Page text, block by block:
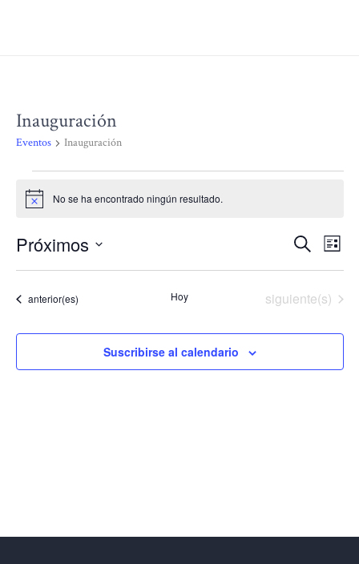
Inauguración
Eventos Inauguración
Eventos
Aviso No se ha encontrado ningún resultado.
de
Buscar Lista
Próximos
Selecciona
Eventos
anterior(es) Hoy Eventos
siguiente(s)
Suscribirse al calendario